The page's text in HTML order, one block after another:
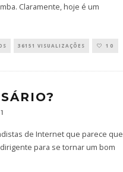
Claramente, hoje é um
36151 VISUALIZAÇÕES 10
de Internet que parece que
para se tornar um bom